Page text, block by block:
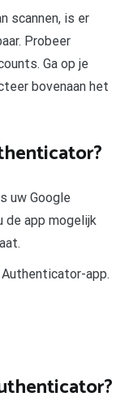
scannen, is er
Probeer
Ga op je
bovenaan het
uw Google
app mogelijk
app.